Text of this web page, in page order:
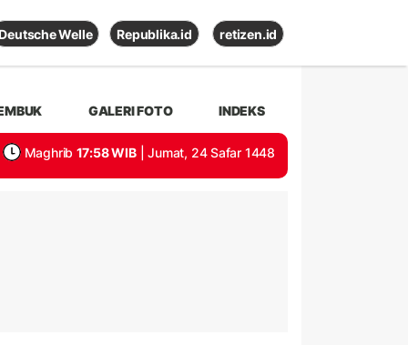
Deutsche Welle Republika.id retizen.id
GALERI FOTO INDEKS
Maghrib 17:58 WIB | Jumat, 24 Safar 1448